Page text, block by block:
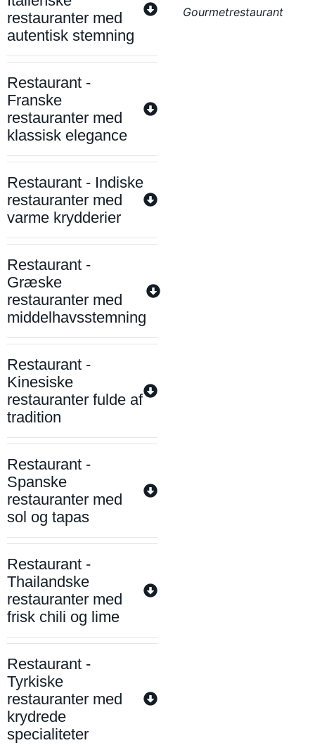
restauranter med
autentisk stemning
Restaurant -
Franske
restauranter med
klassisk elegance
Restaurant - Indiske
restauranter med
varme krydderier
Restaurant -
Græske
restauranter med
middelhavsstemning
Restaurant -
Kinesiske
restauranter fulde af
tradition
Restaurant -
Spanske
restauranter med
sol og tapas
Restaurant -
Thailandske
restauranter med
frisk chili og lime
Restaurant -
Tyrkiske
restauranter med
krydrede
specialiteter
Gourmetrestaurant